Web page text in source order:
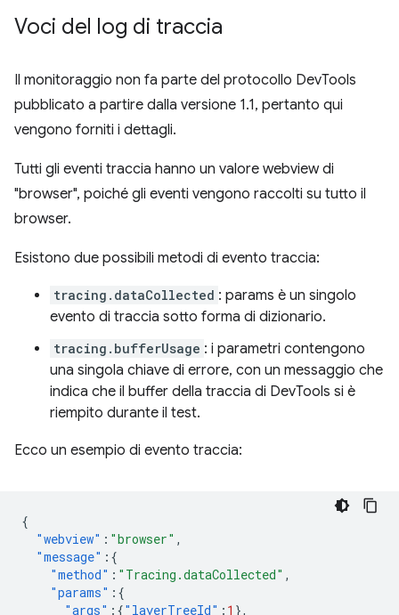
Voci del log di traccia
Il monitoraggio non fa parte del protocollo DevTools
pubblicato a partire dalla versione 1.1, pertanto qui
vengono forniti i dettagli.
Tutti gli eventi traccia hanno un valore webview di
"browser", poiché gli eventi vengono raccolti su tutto il
browser.
Esistono due possibili metodi di evento traccia:
tracing.dataCollected : params è un singolo
evento di traccia sotto forma di dizionario.
tracing.bufferUsage : i parametri contengono
una singola chiave di errore, con un messaggio che
indica che il buffer della traccia di DevTools si è
riempito durante il test.
Ecco un esempio di evento traccia:
{
"webview" : "browser" ,
"message" :{
"method" : "Tracing.dataCollected" ,
"params" :{
"args" :{"layerTreeId" : 1 },